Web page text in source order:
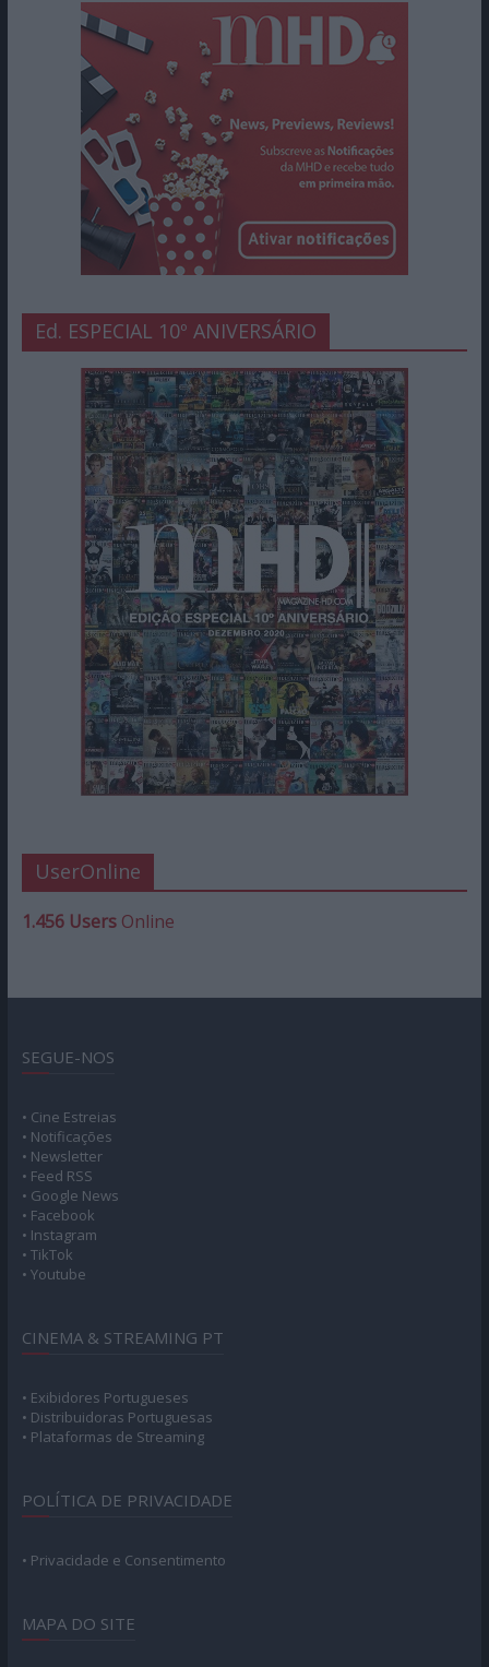
Ed. ESPECIAL 10º ANIVERSÁRIO
UserOnline
1.456 UsersOnline
SEGUE-NOS
• Cine Estreias
• Notificações
• Newsletter
• Feed RSS
• Google News
• Facebook
• Instagram
• TikTok
• Youtube
CINEMA & STREAMING PT
• Exibidores Portugueses
• Distribuidoras Portuguesas
• Plataformas de Streaming
POLÍTICA DE PRIVACIDADE
• Privacidade e Consentimento
MAPA DO SITE